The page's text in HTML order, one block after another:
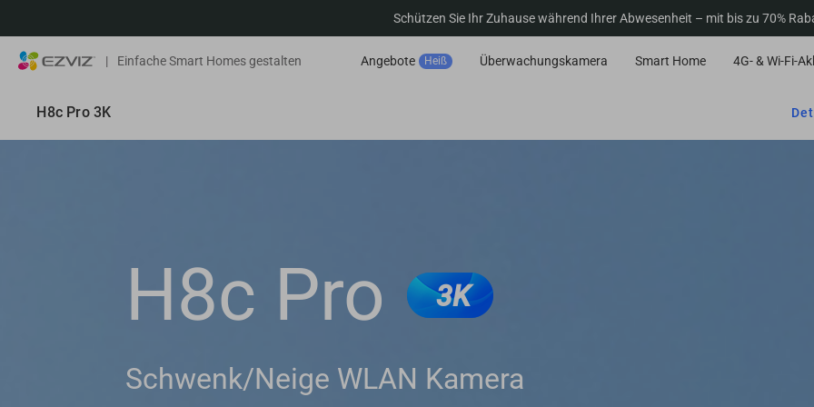
Schützen Sie Ihr Zuhause während Ihrer Abwesenheit – mit bis zu 70%
| Einfache Smart Homes gestalten Angebote Heiß Überwachungskamera Smart Home 4G- & Wi-Fi-
H8c Pro 3K
H8c Pro 3K
Schwenk/Neige WLAN Kamera